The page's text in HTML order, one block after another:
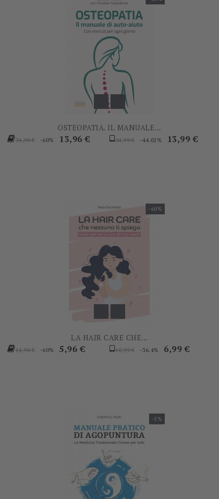
OSTEOPATIA. IL MANUALE...
Prezzo
34,90 € -60% Prezzo
13,96 €
Prezzo
24,99 € -44.02% Prezzo
13,99 €
-60%
LA HAIR CARE CHE...
Prezzo
14,90 € -60% Prezzo
5,96 €
Prezzo
10,99 € -36.4% Prezzo
6,99 €
-5%